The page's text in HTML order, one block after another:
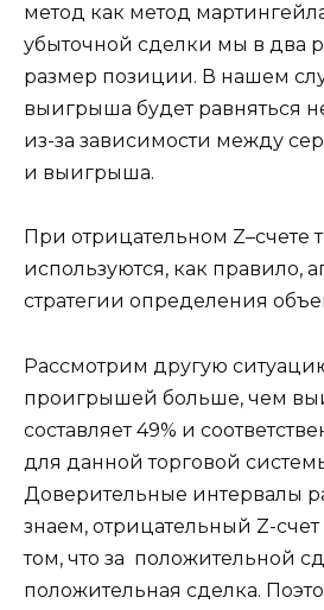
метод как метод
убыточной сделки мы в два
размер позиции. В нашем
выигрыша будет равняться
из-за зависимости между
и выигрыша.
При отрицательном Z–счете
используются, как правило,
стратегии определения
Рассмотрим другую
проигрышей больше, чем
составляет 49% и
для данной торговой
Доверительные интервалы
знаем, отрицательный Z-
том, что за положительной
положительная сделка.